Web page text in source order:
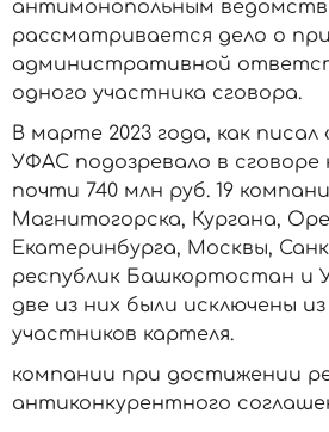
антимонопольным
рассматривается дело о
административной
одного участника сговора.
В марте 2023 года, как писал
УФАС подозревало в
почти 740 млн руб. 19
Магнитогорска, Кургана,
Екатеринбурга, Москвы,
республик Башкортостан и
две из них были исключены из
участников картеля.
компании при достижении
антиконкурентного